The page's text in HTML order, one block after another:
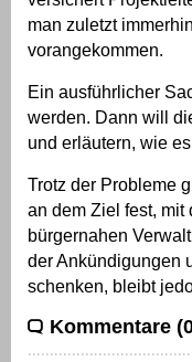
man zuletzt
vorangekommen.
Ein ausführlicher
werden. Dann will
und erläutern, wie
Trotz der Probleme
an dem Ziel fest,
bürgernahen
der Ankündigungen
schenken, bleibt
Kommentare